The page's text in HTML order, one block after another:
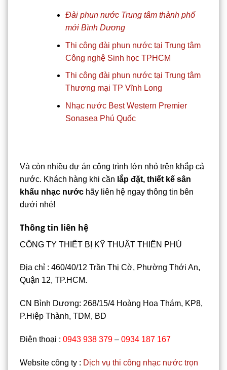
Đài phun nước Trung tâm thành phố
mới Bình Dương
Thi công đài phun nước tại Trung tâm
Công nghệ Sinh học TPHCM
Thi công đài phun nước tại Trung tâm
Thương mại TP Vĩnh Long
Nhạc nước Best Western Premier
Sonasea Phú Quốc
Và còn nhiều dự án công trình lớn nhỏ trên khắp cả
nước. Khách hàng khi cần lắp đặt, thiết kế sân
khấu nhạc nước hãy liên hệ ngay thông tin bên
dưới nhé!
Thông tin liên hệ
CÔNG TY THIẾT BỊ KỸ THUẬT THIÊN PHÚ
Địa chỉ : 460/40/12 Trần Thị Cờ, Phường Thới An,
Quận 12, TP.HCM.
CN Bình Dương: 268/15/4 Hoàng Hoa Thám, KP8,
P.Hiệp Thành, TDM, BD
Điện thoại : 0943 938 379 – 0934 187 167
Website công ty : Dịch vụ thi công nhạc nước trọn